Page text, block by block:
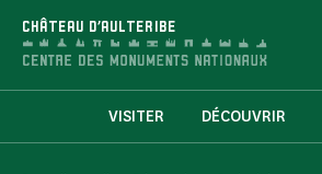
CHÂTEAU D'AULTERIBE
VISITER DÉCOUVRIR